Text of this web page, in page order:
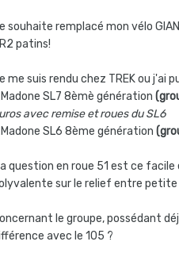
souhaite remplacé mon vélo
patins!
me suis rendu chez TREK ou j'ai
SL7 8èmè génération
avec remise et roues du SL6
SL6 8ème génération
question en roue 51 est ce
sur le relief entre
le groupe, possédant
avec le 105 ?